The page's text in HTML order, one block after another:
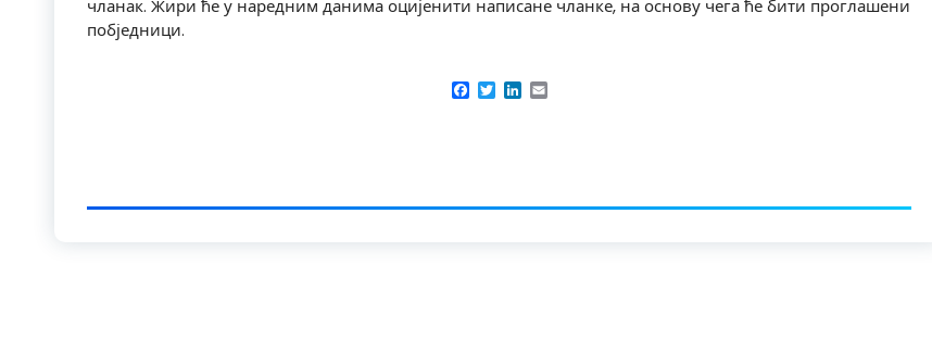
чланак. Жири ће у наредним данима оцијенити написане чланке, на основу чега ће бити проглашени
побједници.
Facebook
TwitterLinkedIn
Email